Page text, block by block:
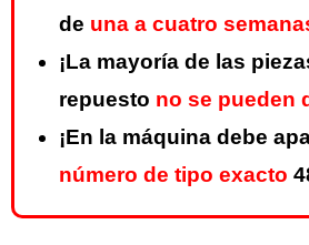
de una a cuatro
¡La mayoría de las
repuesto no se pueden
¡En la máquina debe
número de tipo exacto